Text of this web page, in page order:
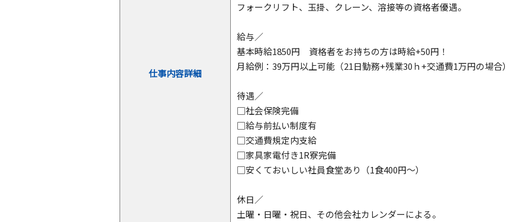
仕事内容詳細
フォークリフト、玉掛、クレーン、溶接等の資格者優遇。
給与／
基本時給1850円 資格者をお持ちの方は時給+50円！
月給例：39万円以上可能（21日勤務+残業30ｈ+交通費1万円の場合）
待遇／
□社会保険完備
□給与前払い制度有
□交通費規定内支給
□家具家電付き1R寮完備
□安くておいしい社員食堂あり（1食400円～）
休日／
土曜・日曜・祝日、その他会社カレンダーによる。